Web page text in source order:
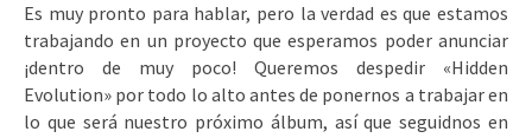
Es muy pronto para hablar, pero la verdad es que estamos
trabajando en un proyecto que esperamos poder anunciar
¡dentro de muy poco! Queremos despedir «Hidden
Evolution» por todo lo alto antes de ponernos a trabajar en
lo que será nuestro próximo álbum, así que seguidnos en